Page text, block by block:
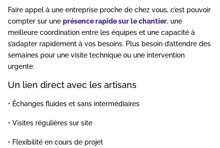
Faire appel à une entreprise proche de chez vous, c’est pouvoir
compter sur une présence rapide sur le chantier, une
meilleure coordination entre les équipes et une capacité à
s’adapter rapidement à vos besoins. Plus besoin d’attendre des
semaines pour une visite technique ou une intervention
urgente.
Un lien direct avec les artisans
• Échanges fluides et sans intermédiaires
• Visites régulières sur site
• Flexibilité en cours de projet